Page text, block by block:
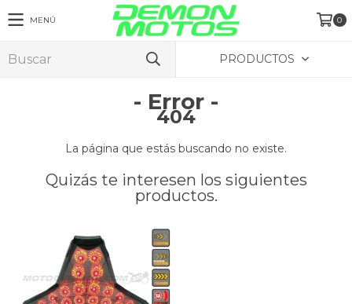
MENÚ 0
PRODUCTOS
- Error -
404
La página que estás buscando no existe.
Quizás te interesen los siguientes
productos.